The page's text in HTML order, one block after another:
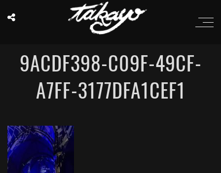
9ACDF398-C09F-49CF-
A7FF-3177DFA1CEF1